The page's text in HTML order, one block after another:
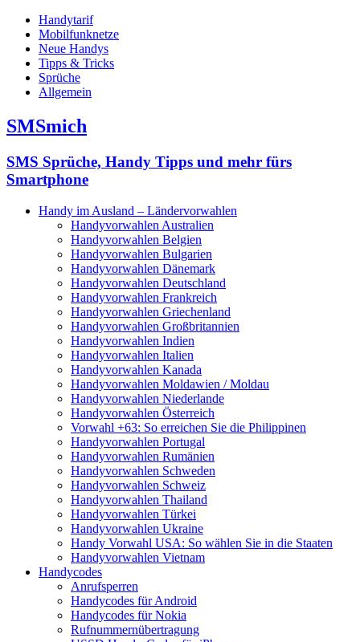
Handytarif
Mobilfunknetze
Neue Handys
Tipps & Tricks
Sprüche
Allgemein
SMSmich
SMS Sprüche, Handy Tipps und mehr fürs
Smartphone
Handy im Ausland – Ländervorwahlen
Handyvorwahlen Australien
Handyvorwahlen Belgien
Handyvorwahlen Bulgarien
Handyvorwahlen Dänemark
Handyvorwahlen Deutschland
Handyvorwahlen Frankreich
Handyvorwahlen Griechenland
Handyvorwahlen Großbritannien
Handyvorwahlen Indien
Handyvorwahlen Italien
Handyvorwahlen Kanada
Handyvorwahlen Moldawien / Moldau
Handyvorwahlen Niederlande
Handyvorwahlen Österreich
Vorwahl +63: So erreichen Sie die Philippinen
Handyvorwahlen Portugal
Handyvorwahlen Rumänien
Handyvorwahlen Schweden
Handyvorwahlen Schweiz
Handyvorwahlen Thailand
Handyvorwahlen Türkei
Handyvorwahlen Ukraine
Handy Vorwahl USA: So wählen Sie in die Staaten
Handyvorwahlen Vietnam
Handycodes
Anrufsperren
Handycodes für Android
Handycodes für Nokia
Rufnummernübertragung